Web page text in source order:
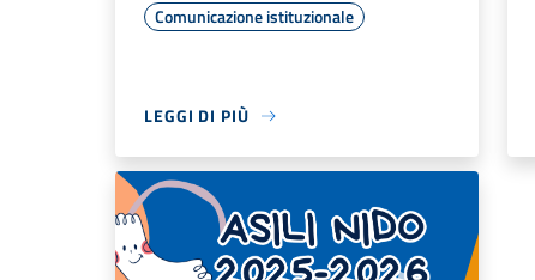
Comunicazione istituzionale
LEGGI DI PIÙ